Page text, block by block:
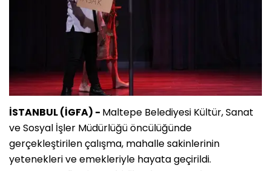
İSTANBUL (İGFA) - Maltepe Belediyesi Kültür, Sanat
ve Sosyal İşler Müdürlüğü öncülüğünde
gerçekleştirilen çalışma, mahalle sakinlerinin
yetenekleri ve emekleriyle hayata geçirildi.